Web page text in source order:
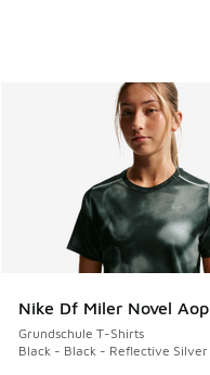
Nike Df Miler Novel Aop
Grundschule T-Shirts
Black - Black - Reflective Silver